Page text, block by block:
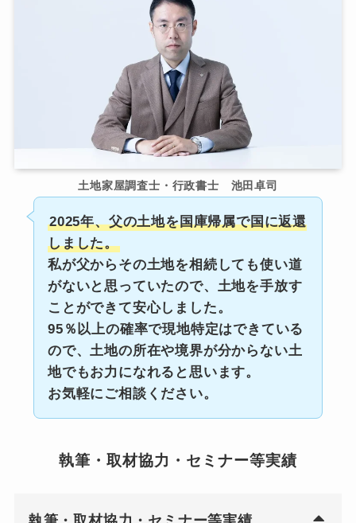
土地家屋調査士・行政書士 池田卓司
2025年、父の土地を国庫帰属で国に返還
しました。
私が父からその土地を相続しても使い道
がないと思っていたので、土地を手放す
ことができて安心しました。
95％以上の確率で現地特定はできている
ので、土地の所在や境界が分からない土
地でもお力になれると思います。
お気軽にご相談ください。
執筆・取材協力・セミナー等実績